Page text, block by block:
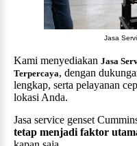
Jasa
Kami menyediakan Jasa
Terpercaya, dengan
lengkap, serta pelayanan
lokasi Anda.
Jasa service genset
tetap menjadi faktor